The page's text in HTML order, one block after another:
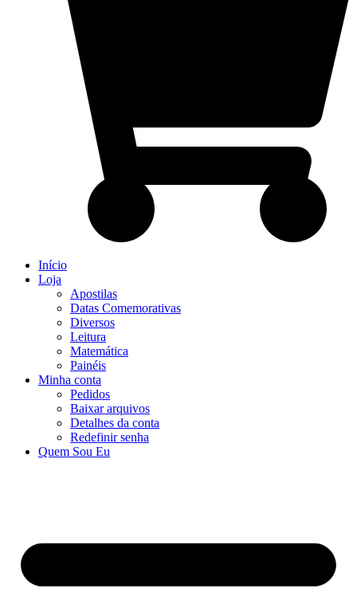
Início
Loja
Apostilas
Datas Comemorativas
Diversos
Leitura
Matemática
Painéis
Minha conta
Pedidos
Baixar arquivos
Detalhes da conta
Redefinir senha
Quem Sou Eu